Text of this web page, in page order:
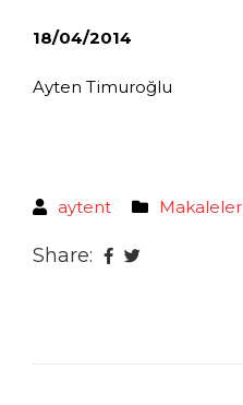
18/04/2014
Ayten Timuroğlu
aytent Makaleler
Share: